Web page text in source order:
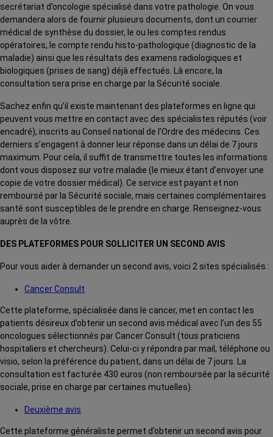
secrétariat d’oncologie spécialisé dans votre pathologie. On vous
demandera alors de fournir plusieurs documents, dont un courrier
médical de synthèse du dossier, le ou les comptes rendus
opératoires, le compte rendu histo-pathologique (diagnostic de la
maladie) ainsi que les résultats des examens radiologiques et
biologiques (prises de sang) déjà effectués. Là encore, la
consultation sera prise en charge par la Sécurité sociale.
Sachez enfin qu’il existe maintenant des plateformes en ligne qui
peuvent vous mettre en contact avec des spécialistes réputés (voir
encadré), inscrits au Conseil national de l’Ordre des médecins. Ces
derniers s’engagent à donner leur réponse dans un délai de 7 jours
maximum. Pour cela, il suffit de transmettre toutes les informations
dont vous disposez sur votre maladie (le mieux étant d’envoyer une
copie de votre dossier médical). Ce service est payant et non
remboursé par la Sécurité sociale, mais certaines complémentaires
santé sont susceptibles de le prendre en charge. Renseignez-vous
auprès de la vôtre.
DES PLATEFORMES POUR SOLLICITER UN SECOND AVIS
Pour vous aider à demander un second avis, voici 2 sites spécialisés :
Cancer Consult
Cette plateforme, spécialisée dans le cancer, met en contact les
patients désireux d’obtenir un second avis médical avec l’un des 55
oncologues sélectionnés par Cancer Consult (tous praticiens
hospitaliers et chercheurs). Celui-ci y répondra par mail, téléphone ou
visio, selon la préférence du patient, dans un délai de 7 jours. La
consultation est facturée 430 euros (non remboursée par la sécurité
sociale, prise en charge par certaines mutuelles).
Deuxième avis
Cette plateforme généraliste permet d’obtenir un second avis pour